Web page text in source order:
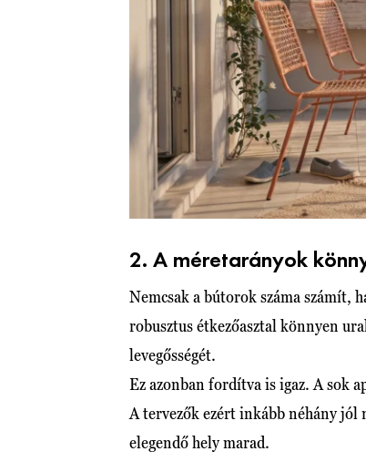
2. A méretarányok
Nemcsak a bútorok száma számít,
robusztus étkezőasztal könnyen
levegősségét.
Ez azonban fordítva is igaz. A sok
A tervezők ezért inkább néhány
elegendő hely marad.